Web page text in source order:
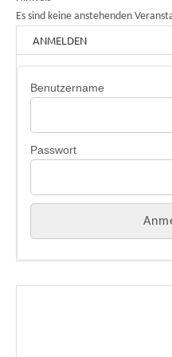
Es sind keine anstehenden
ANMELDEN
Benutzername
Passwort